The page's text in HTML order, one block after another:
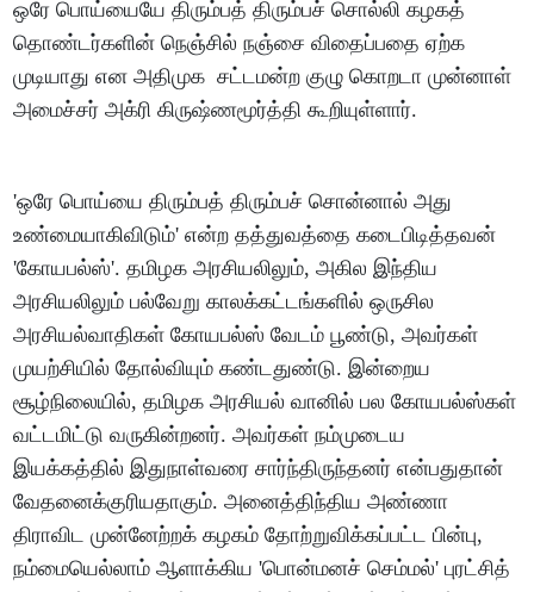
ஒரே பொய்யையே திரும்பத் திரும்பச் சொல்லி கழகத்
தொண்டர்களின் நெஞ்சில் நஞ்சை விதைப்பதை ஏற்க
முடியாது என அதிமுக சட்டமன்ற குழு கொறடா முன்னாள்
அமைச்சர் அக்ரி கிருஷ்ணமூர்த்தி கூறியுள்ளார்.
'ஒரே பொய்யை திரும்பத் திரும்பச் சொன்னால் அது
உண்மையாகிவிடும்' என்ற தத்துவத்தை கடைபிடித்தவன்
'கோயபல்ஸ்'. தமிழக அரசியலிலும், அகில இந்திய
அரசியலிலும் பல்வேறு காலக்கட்டங்களில் ஒருசில
அரசியல்வாதிகள் கோயபல்ஸ் வேடம் பூண்டு, அவர்கள்
முயற்சியில் தோல்வியும் கண்டதுண்டு. இன்றைய
சூழ்நிலையில், தமிழக அரசியல் வானில் பல கோயபல்ஸ்கள்
வட்டமிட்டு வருகின்றனர். அவர்கள் நம்முடைய
இயக்கத்தில் இதுநாள்வரை சார்ந்திருந்தனர் என்பதுதான்
வேதனைக்குரியதாகும். அனைத்திந்திய அண்ணா
திராவிட முன்னேற்றக் கழகம் தோற்றுவிக்கப்பட்ட பின்பு,
நம்மையெல்லாம் ஆளாக்கிய 'பொன்மனச் செம்மல்' புரட்சித்